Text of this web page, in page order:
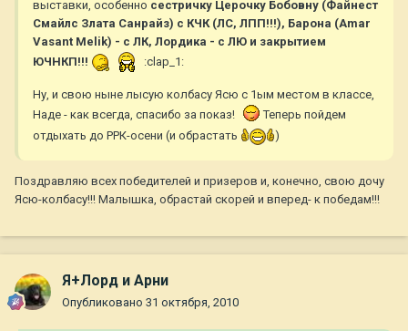
выставки, особенно сестричку Церочку Бобовну (Файнест
Смайлс Злата Санрайз) с КЧК (ЛС, ЛПП!!!), Барона (Amar
Vasant Melik) - с ЛК, Лордика - с ЛЮ и закрытием
ЮЧНКП!!!
:clap_1:
Ну, и свою ныне лысую колбасу Ясю с 1ым местом в классе,
Наде - как всегда, спасибо за показ!
Теперь пойдем
отдыхать до РРК-осени (и обрастать
)
Поздравляю всех победителей и призеров и, конечно, свою дочу
Ясю-колбасу!!! Малышка, обрастай скорей и вперед- к победам!!!
Я+Лорд и Арни
Опубликовано 31 октября, 2010